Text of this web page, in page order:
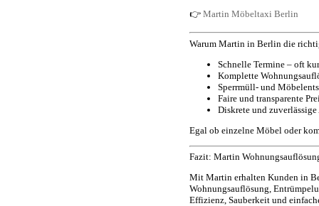
👉 Martin Möbeltaxi Berlin
Warum Martin in Berlin die
Schnelle Termine – oft
Komplette
Sperrmüll- und
Faire und transparente
Diskrete und
Egal ob einzelne Möbel oder
Fazit: Martin
Mit Martin erhalten Kunden in
Wohnungsauflösung,
Effizienz, Sauberkeit und